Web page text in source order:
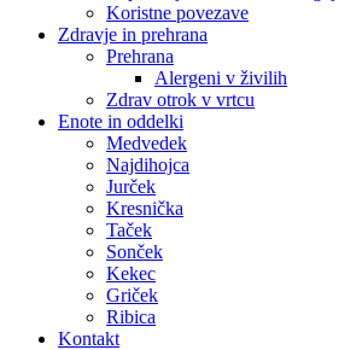
Koristne povezave
Zdravje in prehrana
Prehrana
Alergeni v živilih
Zdrav otrok v vrtcu
Enote in oddelki
Medvedek
Najdihojca
Jurček
Kresnička
Taček
Sonček
Kekec
Griček
Ribica
Kontakt